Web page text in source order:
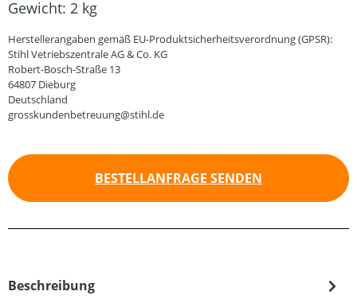
Gewicht: 2 kg
Herstellerangaben gemäß EU-Produktsicherheitsverordnung (GPSR):
Stihl Vetriebszentrale AG & Co. KG
Robert-Bosch-Straße 13
64807 Dieburg
Deutschland
grosskundenbetreuung@stihl.de
BESTELLANFRAGE SENDEN
Beschreibung